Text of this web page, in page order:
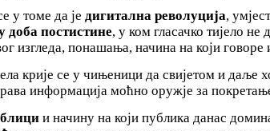
у томе да је дигитална револуција,
доба постистине, у ком гласачко тијело
изгледа, понашања, начина на који говоре
крије се у чињеници да свијетом и
информација моћно оружје за
и начину на који публика данас